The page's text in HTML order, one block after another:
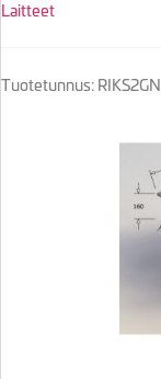
Laitteet
Tuotetunnus: RIKS2GN